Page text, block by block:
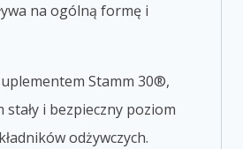
na ogólną formę i
Stamm 30®,
stały i bezpieczny poziom
odżywczych.